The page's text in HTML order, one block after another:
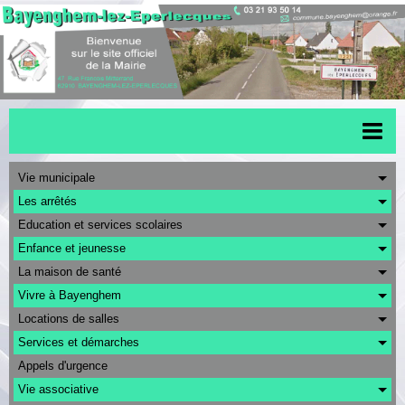
Accueil
Menu scolaire
Actualités
Transports
Urbanisme
CAPSO
Agenda
Vie municipale
Les arrêtés
Education et services scolaires
Enfance et jeunesse
La maison de santé
Vivre à Bayenghem
Locations de salles
Services et démarches
Appels d'urgence
Vie associative